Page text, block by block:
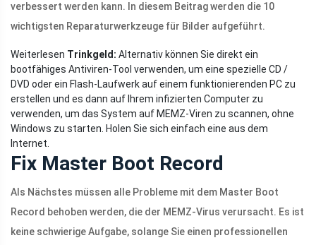
verbessert werden kann. In diesem Beitrag werden die 10
wichtigsten Reparaturwerkzeuge für Bilder aufgeführt.
Weiterlesen Trinkgeld: Alternativ können Sie direkt ein
bootfähiges Antiviren-Tool verwenden, um eine spezielle CD /
DVD oder ein Flash-Laufwerk auf einem funktionierenden PC zu
erstellen und es dann auf Ihrem infizierten Computer zu
verwenden, um das System auf MEMZ-Viren zu scannen, ohne
Windows zu starten. Holen Sie sich einfach eine aus dem
Internet.
Fix Master Boot Record
Als Nächstes müssen alle Probleme mit dem Master Boot
Record behoben werden, die der MEMZ-Virus verursacht. Es ist
keine schwierige Aufgabe, solange Sie einen professionellen